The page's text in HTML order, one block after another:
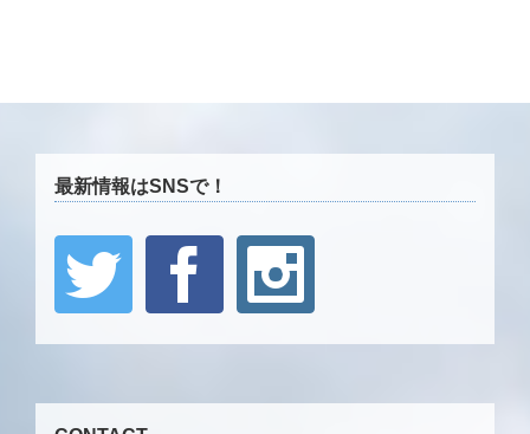
最新情報はSNSで！